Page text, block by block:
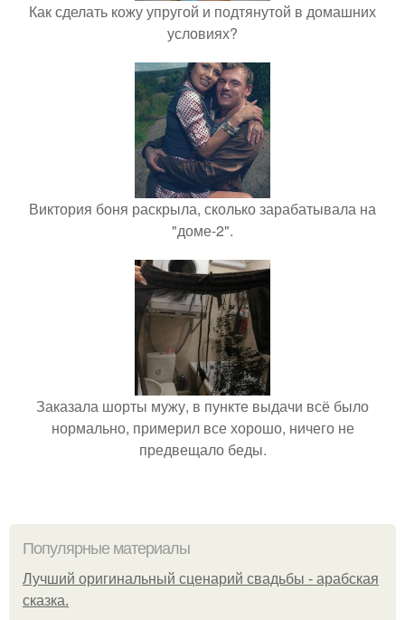
Как сделать кожу упругой и подтянутой в домашних
условиях?
Виктория боня раскрыла, сколько зарабатывала на
"доме-2".
Заказала шорты мужу, в пункте выдачи всё было
нормально, примерил все хорошо, ничего не
предвещало беды.
Популярные материалы
Лучший оригинальный сценарий свадьбы - арабская
сказка.